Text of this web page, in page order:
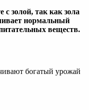
золой, так как зола
нормальный
веществ.
богатый урожай